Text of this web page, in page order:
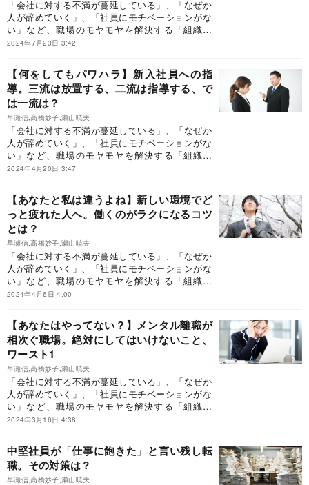
「会社に対する不満が蔓延している」、「なぜか
人が辞めていく」、「社員にモチベーションがな
い」など、職場のモヤモヤを解決する「組織開
発」のはじめ方を紹介します。
2024年7月23日 3:42
【何をしてもパワハラ】新入社員への指
導。三流は放置する、二流は指導する、で
は一流は？
早瀬信,高橋妙子,瀬山暁夫
「会社に対する不満が蔓延している」、「なぜか
人が辞めていく」、「社員にモチベーションがな
い」など、職場のモヤモヤを解決する「組織開
発」のはじめ方を紹介します。
2024年4月20日 3:47
【あなたと私は違うよね】新しい環境でど
っと疲れた人へ。働くのがラクになるコツ
とは？
早瀬信,高橋妙子,瀬山暁夫
「会社に対する不満が蔓延している」、「なぜか
人が辞めていく」、「社員にモチベーションがな
い」など、職場のモヤモヤを解決する「組織開
発」のはじめ方を紹介します。
2024年4月6日 4:00
【あなたはやってない？】メンタル離職が
相次ぐ職場。絶対にしてはいけないこと、
ワースト1
早瀬信,高橋妙子,瀬山暁夫
「会社に対する不満が蔓延している」、「なぜか
人が辞めていく」、「社員にモチベーションがな
い」など、職場のモヤモヤを解決する「組織開
発」のはじめ方を紹介します。
2024年3月16日 4:38
中堅社員が「仕事に飽きた」と言い残し転
職。その対策は？
早瀬信,高橋妙子,瀬山暁夫